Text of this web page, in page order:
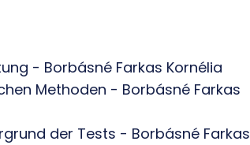
- Borbásné Farkas Kornélia
Methoden - Borbásné Farkas
der Tests - Borbásné Farkas